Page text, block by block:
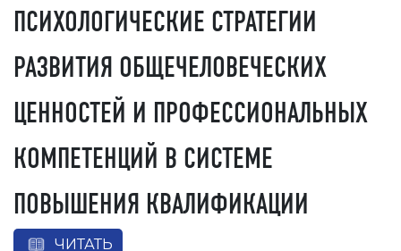
ПСИХОЛОГИЧЕСКИЕ СТРАТЕГИИ
РАЗВИТИЯ ОБЩЕЧЕЛОВЕЧЕСКИХ
ЦЕННОСТЕЙ И ПРОФЕССИОНАЛЬНЫХ
КОМПЕТЕНЦИЙ В СИСТЕМЕ
ПОВЫШЕНИЯ КВАЛИФИКАЦИИ
ЧИТАТЬ